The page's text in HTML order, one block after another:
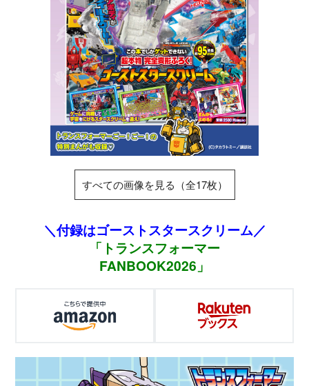
すべての画像を見る（全17枚）
＼付録はゴーストスタースクリーム／
「トランスフォーマー
FANBOOK2026」